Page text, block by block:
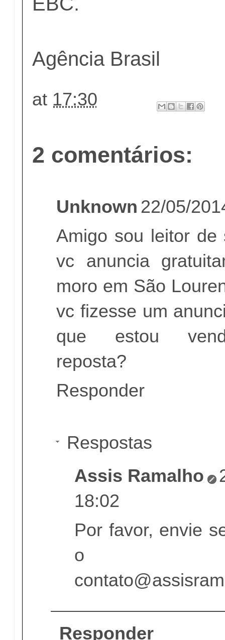
Agência Brasil
at 17:30
2 comentários:
Unknown 22/05/
Amigo sou leitor
vc anuncia
moro em São
vc fizesse um
que estou
reposta?
Responder
Respostas
Assis Ramalho
18:02
Por favor, envie
o e-
Responder